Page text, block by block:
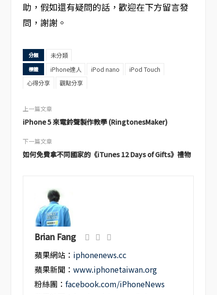
助，假如還有疑問的話，歡迎在下方留言發
問，謝謝。
分類 未分類
標籤 iPhone達人 iPod nano
iPod Touch
心得分享
觀點分享
上一篇文章
iPhone 5 來電鈴聲製作教學 (RingtonesMaker)
下一篇文章
如何免費拿不同國家的《iTunes 12 Days of Gifts》禮物
Brian Fang
蘋果網站： iphonenews.cc
蘋果新聞：www.iphonetaiwan.org
粉絲團：facebook.com/iPhoneNews